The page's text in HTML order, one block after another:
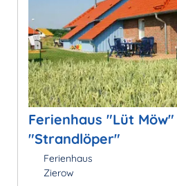
Ferienhaus "Lüt
"Strandlöper"
Ferienhaus
Zierow